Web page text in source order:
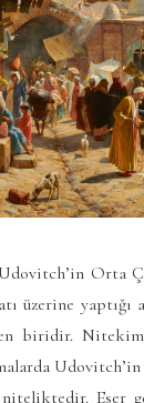
Orta
üzerine yaptığı
biridir.
Eser